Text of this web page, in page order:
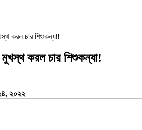
করল চার শিশুকন্যা!
করল চার শিশুকন্যা!
২০২২